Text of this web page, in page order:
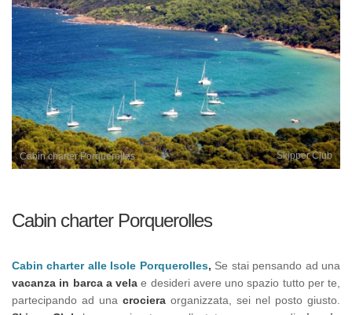
Cabin charter Porquerolles Skipper Club
Cabin charter Porquerolles
Cabin charter alle Isole Porquerolles, Se stai pensando ad una
vacanza in barca a vela e desideri avere uno spazio tutto per te,
partecipando ad una crociera organizzata, sei nel posto giusto.